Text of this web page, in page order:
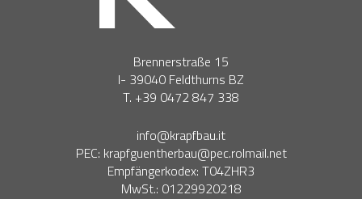
Brennerstraße 15
I- 39040 Feldthurns BZ
T. +39 0472 847 338
info@krapfbau.it
PEC: krapfguentherbau@pec.rolmail.net
Empfängerkodex: T04ZHR3
MwSt.: 01229920218